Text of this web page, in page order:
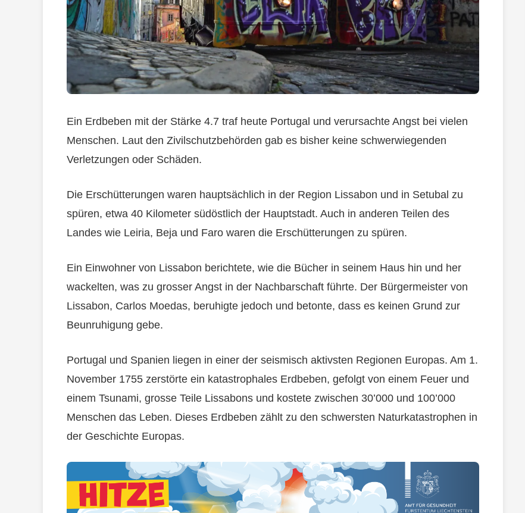
Ein Erdbeben mit der Stärke 4.7 traf heute Portugal und verursachte Angst bei vielen
Menschen. Laut den Zivilschutzbehörden gab es bisher keine schwerwiegenden
Verletzungen oder Schäden.
Die Erschütterungen waren hauptsächlich in der Region Lissabon und in Setubal zu
spüren, etwa 40 Kilometer südöstlich der Hauptstadt. Auch in anderen Teilen des
Landes wie Leiria, Beja und Faro waren die Erschütterungen zu spüren.
Ein Einwohner von Lissabon berichtete, wie die Bücher in seinem Haus hin und her
wackelten, was zu grosser Angst in der Nachbarschaft führte. Der Bürgermeister von
Lissabon, Carlos Moedas, beruhigte jedoch und betonte, dass es keinen Grund zur
Beunruhigung gebe.
Portugal und Spanien liegen in einer der seismisch aktivsten Regionen Europas. Am 1.
November 1755 zerstörte ein katastrophales Erdbeben, gefolgt von einem Feuer und
einem Tsunami, grosse Teile Lissabons und kostete zwischen 30’000 und 100’000
Menschen das Leben. Dieses Erdbeben zählt zu den schwersten Naturkatastrophen in
der Geschichte Europas.